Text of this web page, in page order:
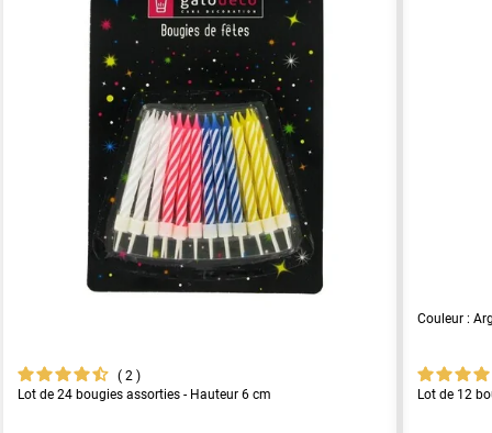
2
Lot de 24 bougies assorties - Hauteur 6 cm
Couleur :
Lot de 12